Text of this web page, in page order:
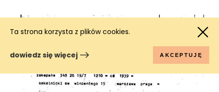
Ta strona korzysta z plików cookies.
dowiedz się więcej AKCEPTUJĘ